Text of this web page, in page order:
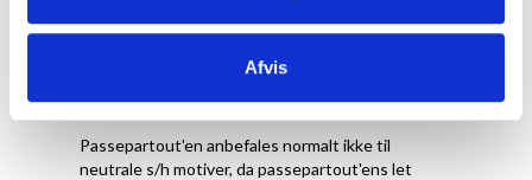
Afvis
porcelænshvid med struktur, hvilket gør den
velegnet til motiver, der har varme farver og/eller
hvid.
Passepartout'en anbefales normalt ikke til
neutrale s/h motiver, da passepartout'ens let